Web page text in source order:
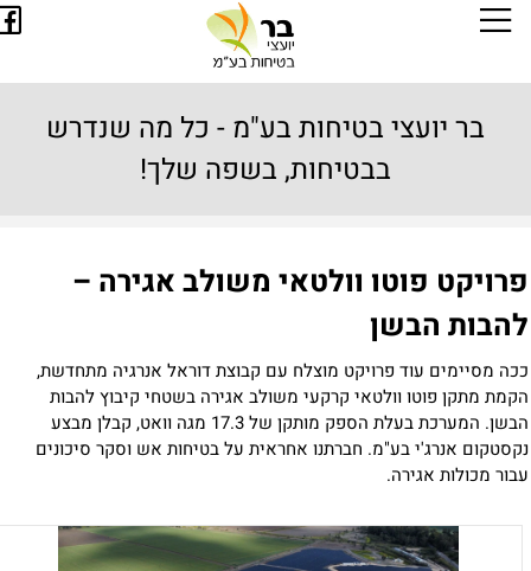
בר יועצי בטיחות בע"מ - כל מה שנדרש
בבטיחות, בשפה שלך!
פוטו וולטאי משולב אגירה –
הבשן
מסיימים עוד פרויקט מוצלח עם קבוצת דוראל אנרגיה מתחדשת,
מתקן פוטו וולטאי קרקעי משולב אגירה בשטחי קיבוץ להבות
הבשן. המערכת בעלת הספק מותקן של 17.3 מגה וואט, קבלן מבצע
אנרג'י בע"מ. חברתנו אחראית על בטיחות אש וסקר סיכונים
מכולות אגירה.